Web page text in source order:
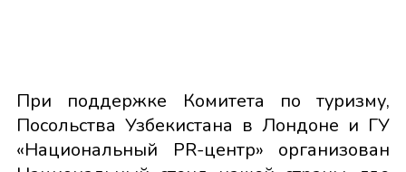
При поддержке Комитета по туризму,
Посольства Узбекистана в Лондоне и ГУ
«Национальный PR-центр» организован